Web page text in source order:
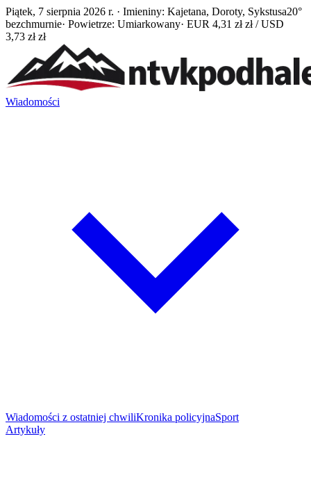
Piątek, 7 sierpnia 2026 r. · Imieniny: Kajetana, Doroty, Sykstusa20°
bezchmurnie· Powietrze: Umiarkowany· EUR 4,31 zł zł / USD
3,73 zł zł
Wiadomości
Wiadomości z ostatniej chwiliKronika policyjnaSport
Artykuły